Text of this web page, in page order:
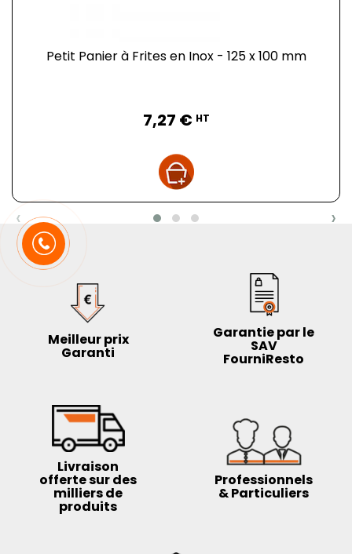
Petit Panier à Frites en Inox - 125 x 100 mm
7,27 € HT
‹ ›
Meilleur prix
Garanti
Garantie par le
SAV
FourniResto
Livraison
offerte sur des
milliers de
produits
Professionnels
& Particuliers